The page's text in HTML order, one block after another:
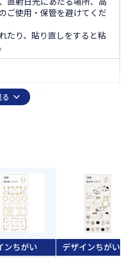
ご使用・保管を避けてくだ
たり、貼り直しをすると粘
サイズ）
ンちがい デザインちがい